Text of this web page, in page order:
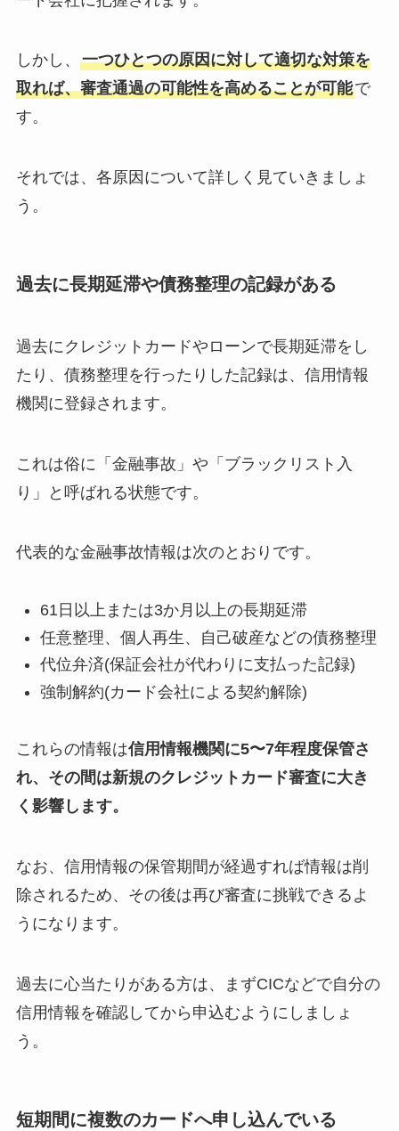
しかし、 一つひとつの原因に対して適切な対策を
取れば、審査通過の可能性を高めることが可能で
す。
それでは、各原因について詳しく見ていきましょ
う。
過去に長期延滞や債務整理の記録がある
過去にクレジットカードやローンで長期延滞をし
たり、債務整理を行ったりした記録は、信用情報
機関に登録されます。
これは俗に「金融事故」や「ブラックリスト入
り」と呼ばれる状態です。
代表的な金融事故情報は次のとおりです。
61日以上または3か月以上の長期延滞
任意整理、個人再生、自己破産などの債務整理
代位弁済(保証会社が代わりに支払った記録)
強制解約(カード会社による契約解除)
これらの情報は信用情報機関に5〜7年程度保管さ
れ、その間は新規のクレジットカード審査に大き
く影響します。
なお、信用情報の保管期間が経過すれば情報は削
除されるため、その後は再び審査に挑戦できるよ
うになります。
過去に心当たりがある方は、まずCICなどで自分の
信用情報を確認してから申込むようにしましょ
う。
短期間に複数のカードへ申し込んでいる